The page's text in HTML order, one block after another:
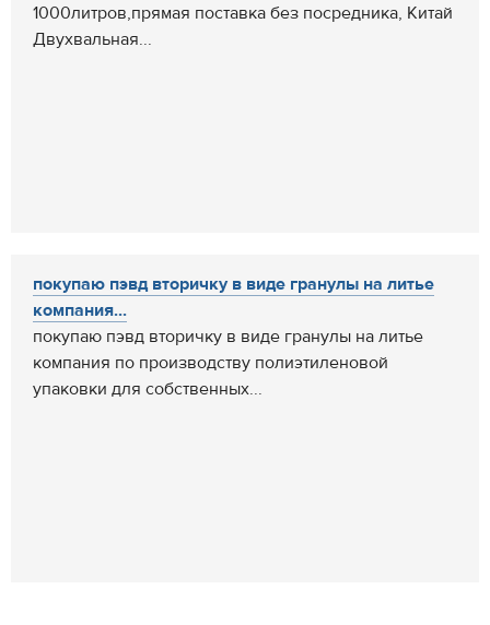
1000литров,прямая поставка без посредника, Китай
Двухвальная...
покупаю пэвд вторичку в виде гранулы на литье
компания...
покупаю пэвд вторичку в виде гранулы на литье
компания по производству полиэтиленовой
упаковки для собственных...